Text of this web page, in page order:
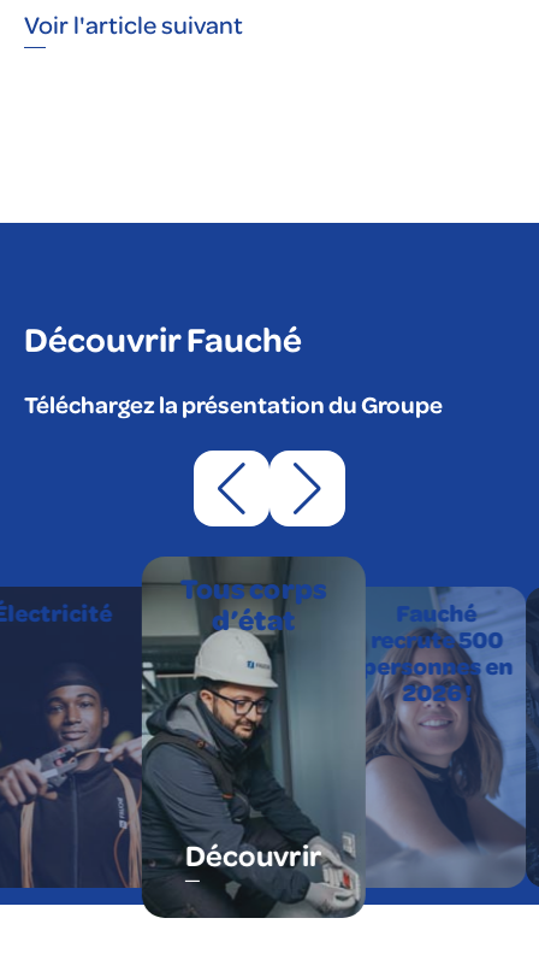
Voir l'article suivant
Découvrir Fauché
Téléchargez la présentation du Groupe
Tous corps
d’état
Découvrir
Fauché
recrute 500
personnes en
2026 !